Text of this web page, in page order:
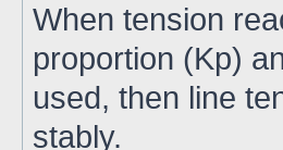
When tension
proportion (Kp)
used, then line
stably.